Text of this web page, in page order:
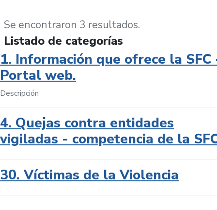
Se encontraron 3 resultados.
Listado de categorías
1. Información que ofrece la SFC
Portal web.
Descripción
4. Quejas contra entidades
vigiladas - competencia de la
30. Víctimas de la Violencia